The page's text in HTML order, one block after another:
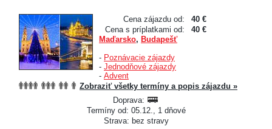
Cena zájazdu od:
40 €
Cena s príplatkami od:
40 €
Maďarsko, Budapešť
- Poznávacie zájazdy
- Jednodňové zájazdy
- Advent
Zobraziť všetky termíny a popis zájazdu »
Doprava:
Termíny od: 05.12., 1 dňové
Strava: bez stravy